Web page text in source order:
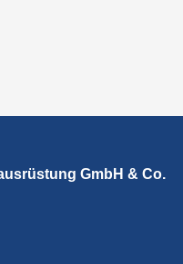
GmbH & Co.